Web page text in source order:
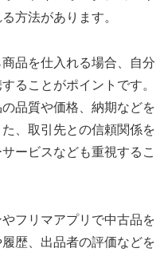
方法があります。
品を仕入れる場合、自分
ることがポイントです。
品質や価格、納期などを
、取引先との信頼関係を
ービスなども重視するこ
フリマアプリで中古品を
歴、出品者の評価などを